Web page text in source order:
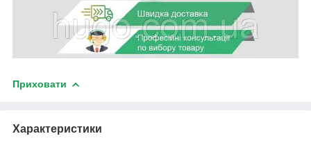
Приховати
Характеристики